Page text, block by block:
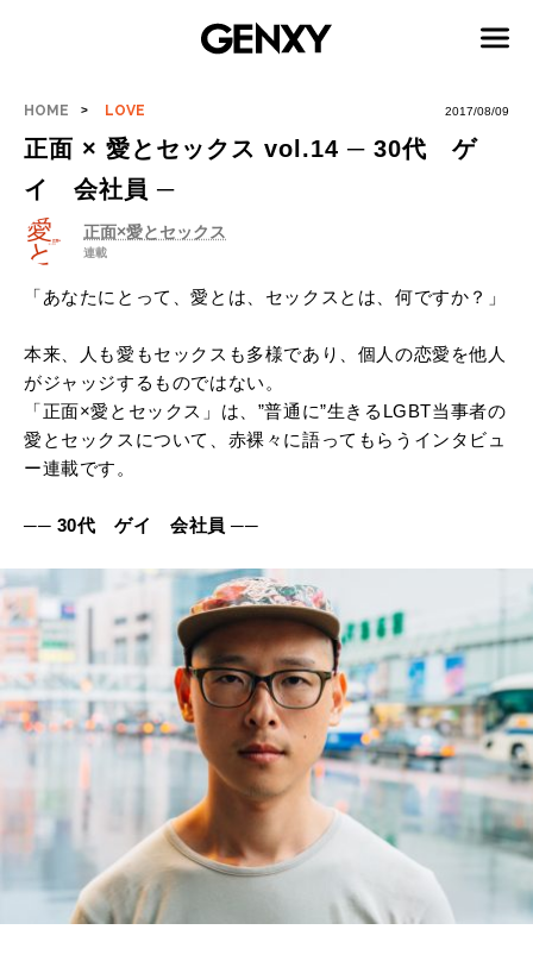
HOME LOVE 2017/08/09
正面 × 愛とセックス vol.14 ─ 30代 ゲ
イ 会社員 ─
正面×愛とセックス
連載
「あなたにとって、愛とは、セックスとは、何ですか？」
本来、人も愛もセックスも多様であり、個人の恋愛を他人
がジャッジするものではない。
「正面×愛とセックス」は、”普通に”生きるLGBT当事者の
愛とセックスについて、赤裸々に語ってもらうインタビュ
ー連載です。
── 30代 ゲイ 会社員 ──